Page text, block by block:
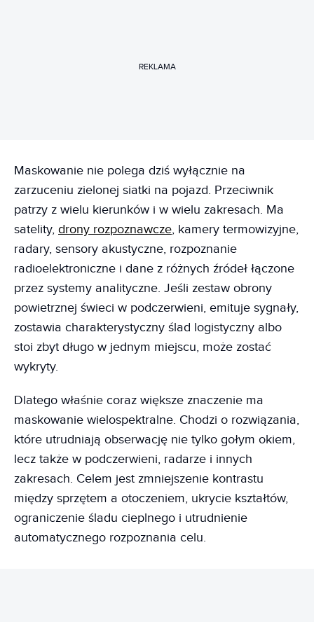
REKLAMA
Maskowanie nie polega dziś wyłącznie na
zarzuceniu zielonej siatki na pojazd. Przeciwnik
patrzy z wielu kierunków i w wielu zakresach. Ma
satelity, drony rozpoznawcze, kamery termowizyjne,
radary, sensory akustyczne, rozpoznanie
radioelektroniczne i dane z różnych źródeł łączone
przez systemy analityczne. Jeśli zestaw obrony
powietrznej świeci w podczerwieni, emituje sygnały,
zostawia charakterystyczny ślad logistyczny albo
stoi zbyt długo w jednym miejscu, może zostać
wykryty.
Dlatego właśnie coraz większe znaczenie ma
maskowanie wielospektralne. Chodzi o rozwiązania,
które utrudniają obserwację nie tylko gołym okiem,
lecz także w podczerwieni, radarze i innych
zakresach. Celem jest zmniejszenie kontrastu
między sprzętem a otoczeniem, ukrycie kształtów,
ograniczenie śladu cieplnego i utrudnienie
automatycznego rozpoznania celu.